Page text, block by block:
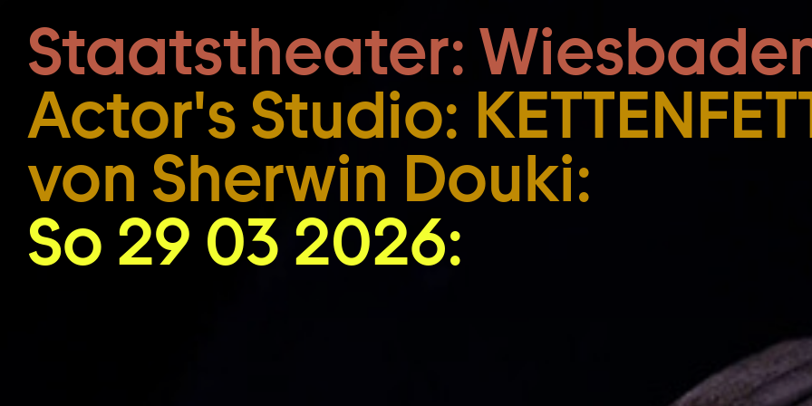
Zum Hauptinhalt springen Zum Footer springen
Staatstheater:
Actor's Studio:
von Sherwin Douki:
So 29 03 2026: